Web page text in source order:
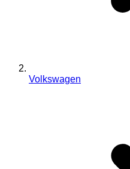
Volkswagen